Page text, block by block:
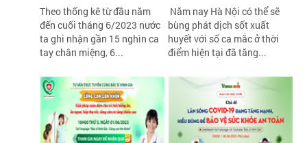
Theo thống kê từ đầu năm
đến cuối tháng 6/2023 nước
ta ghi nhận gần 15 nghìn ca
tay chân miệng, 6...
Năm nay Hà Nội có thể sẽ
bùng phát dịch sốt xuất
huyết với số ca mắc ở thời
điểm hiện tại đã tăng...